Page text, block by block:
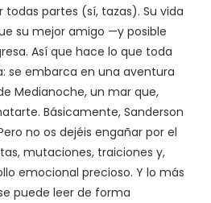
todas partes (sí, tazas). Su vida
su mejor amigo —y posible
Así que hace lo que toda
se embarca en una aventura
Medianoche, un mar que,
Básicamente, Sanderson
no os dejéis engañar por el
mutaciones, traiciones y,
emocional precioso. Y lo más
puede leer de forma